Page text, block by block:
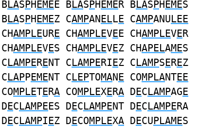
BLASPHEMEE BLASPHEMER BLASPHEMES
BLASPHEMEZ CAMPANELLE CAMPANULEE
CHAMPLEURE CHAMPLEVEE CHAMPLEVER
CHAMPLEVES CHAMPLEVEZ CHAPELAMES
CLAMPERENT CLAMPERIEZ CLAMPSEREZ
CLAPPEMENT CLEPTOMANE COMPLANTEE
COMPLETERA COMPLEXERA DECLAMPAGE
DECLAMPEES DECLAMPENT DECLAMPERA
DECLAMPIEZ DECOMPLEXA DECUPLAMES